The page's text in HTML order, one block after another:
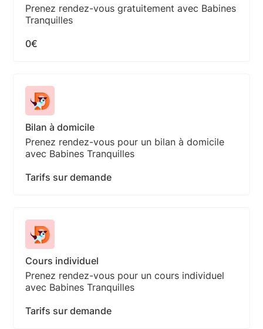
Prenez rendez-vous gratuitement avec Babines
Tranquilles
0€
Bilan à domicile
Prenez rendez-vous pour un bilan à domicile
avec Babines Tranquilles
Tarifs sur demande
Cours individuel
Prenez rendez-vous pour un cours individuel
avec Babines Tranquilles
Tarifs sur demande